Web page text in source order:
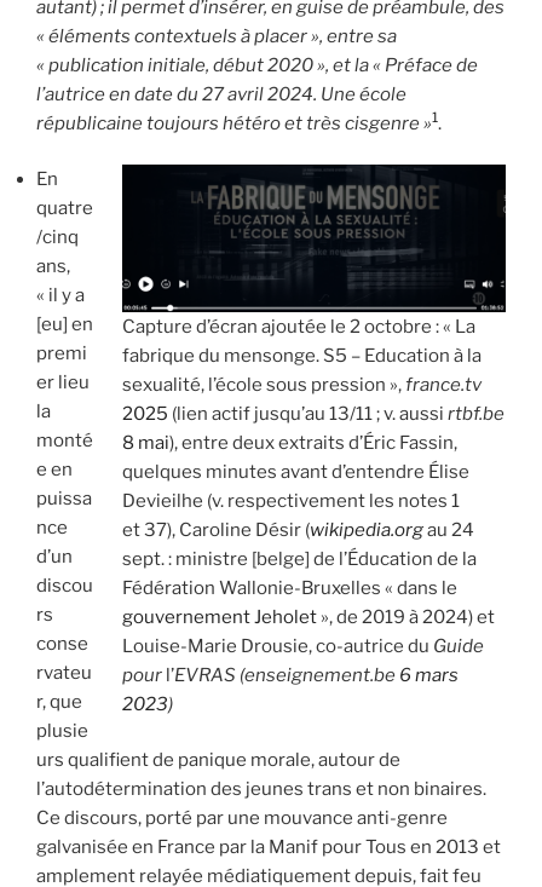
autant) ; il permet d’insérer, en guise de préambule, des
« éléments contextuels à placer », entre sa
« publication initiale, début 2020 », et la « Préface de
l’autrice en date du 27 avril 2024. Une école
républicaine toujours hétéro et très cisgenre »1.
Capture d’écran ajoutée le 2 octobre : « La
fabrique du mensonge. S5 – Education à la
sexualité, l’école sous pression »,france.tv
2025 (lien actif jusqu’au 13/11 ; v. aussi rtbf.be
8 mai), entre deux extraits d’Éric Fassin,
quelques minutes avant d’entendre Élise
Devieilhe (v. respectivement les notes 1
et 37), Caroline Désir (wikipedia.orgau 24
sept. : ministre [belge] de l’Éducation de la
Fédération Wallonie-Bruxelles « dans le
gouvernement Jeholet », de 2019 à 2024) et
Louise-Marie Drousie, co-autrice du Guide
pour l’EVRAS (enseignement.be 6 mars
2023)
En
quatre
/cinq
ans,
« il y a
[eu] en
premi
er lieu
la
monté
e en
puissa
nce
d’un
discou
rs
conse
rvateu
r, que
plusie
urs qualifient de panique morale, autour de
l’autodétermination des jeunes trans et non binaires.
Ce discours, porté par une mouvance anti-genre
galvanisée en France par la Manif pour Tous en 2013 et
amplement relayée médiatiquement depuis, fait feu